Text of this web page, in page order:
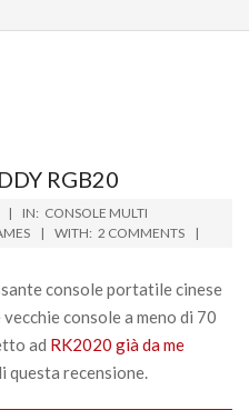
RGB20
IN: CONSOLE MULTI
WITH: 2 COMMENTS
console portatile cinese
console a meno di 70
ad RK2020 già da me
questa recensione.